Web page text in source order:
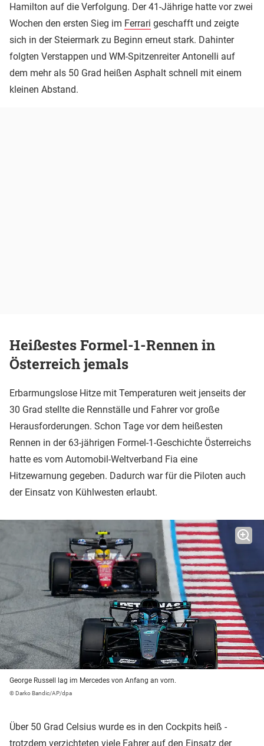
Hamilton auf die Verfolgung. Der 41-Jährige hatte vor zwei
Wochen den ersten Sieg im Ferrari geschafft und zeigte
sich in der Steiermark zu Beginn erneut stark. Dahinter
folgten Verstappen und WM-Spitzenreiter Antonelli auf
dem mehr als 50 Grad heißen Asphalt schnell mit einem
kleinen Abstand.
Heißestes Formel-1-Rennen in
Österreich jemals
Erbarmungslose Hitze mit Temperaturen weit jenseits der
30 Grad stellte die Rennställe und Fahrer vor große
Herausforderungen. Schon Tage vor dem heißesten
Rennen in der 63-jährigen Formel-1-Geschichte Österreichs
hatte es vom Automobil-Weltverband Fia eine
Hitzewarnung gegeben. Dadurch war für die Piloten auch
der Einsatz von Kühlwesten erlaubt.
George Russell lag im Mercedes von Anfang an vorn.
© Darko Bandic/AP/dpa
Über 50 Grad Celsius wurde es in den Cockpits heiß -
trotzdem verzichteten viele Fahrer auf den Einsatz der